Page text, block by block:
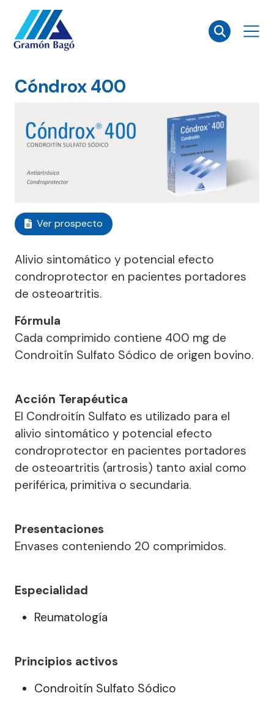
×
Cóndrox 400
Ver prospecto
Alivio sintomático y potencial efecto
condroprotector en pacientes portadores
de osteoartritis.
Fórmula
Cada comprimido contiene 400 mg de
Condroitín Sulfato Sódico de origen bovino.
Acción Terapéutica
El Condroitín Sulfato es utilizado para el
alivio sintomático y potencial efecto
condroprotector en pacientes portadores
de osteoartritis (artrosis) tanto axial como
periférica, primitiva o secundaria.
Presentaciones
Envases conteniendo 20 comprimidos.
Especialidad
Reumatología
Principios activos
Condroitín Sulfato Sódico